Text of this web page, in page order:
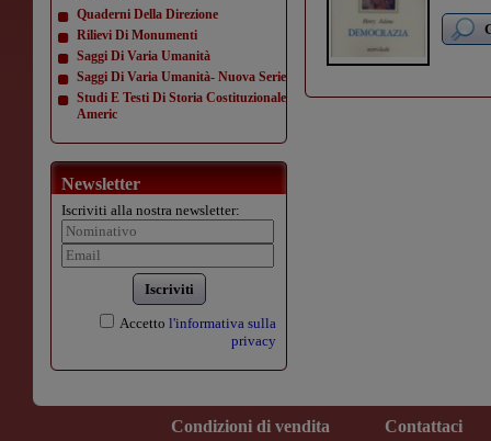
Quaderni Della Direzione
Rilievi Di Monumenti
Saggi Di Varia Umanità
Saggi Di Varia Umanità- Nuova Serie
Studi E Testi Di Storia Costituzionale
Americ
Newsletter
Iscriviti alla nostra newsletter:
Iscriviti
Accetto l'informativa sulla
privacy
Condizioni di vendita Contattaci